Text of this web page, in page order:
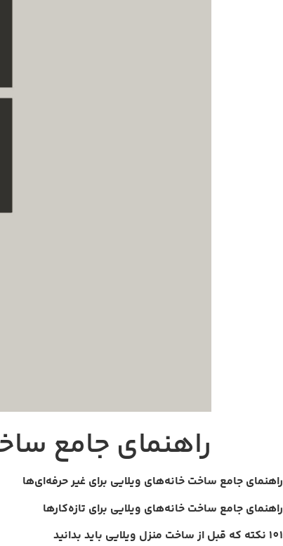
راهنمای جامع
راهنمای جامع ساخت خانه‌های ویلایی برای غیر حرفه‌ای‌ها
راهنمای جامع ساخت خانه‌های ویلایی برای تازه‌کارها
101 نکته که قبل از ساخت منزل ویلایی باید بدانید